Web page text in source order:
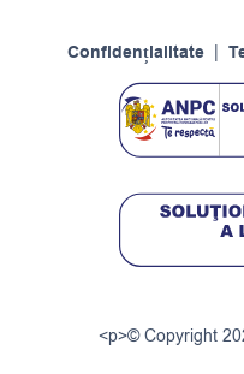
Confidențialitate
<p>© Copyright